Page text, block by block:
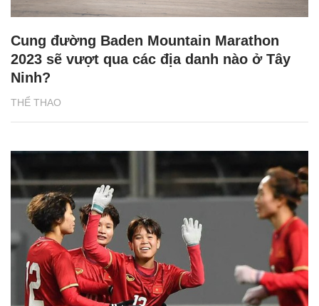
THỂ THAO
Cung đường Baden Mountain Marathon
2023 sẽ vượt qua các địa danh nào ở Tây
Ninh?